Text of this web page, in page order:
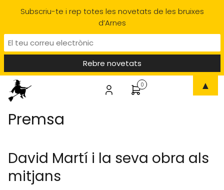
0
Premsa
David Martí i la seva obra als
mitjans
Subscriu-te i rep totes les novetats de les bruixes
d’Arnes
▲